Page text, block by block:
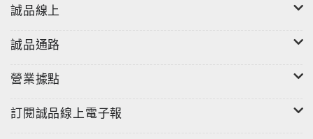
下，拍攝期長達半個月之久，每天上山下海不間斷取景
攝外，也為了不讓馨亞覺得拍攝過程中備感壓力，與經
紀公司商討後，決定以度假方式輕鬆拍攝，讓馨亞彷彿
在度假般拍攝，因此整本馨亞寫真所呈現出的每張照片
及日記手札，都會是最貼近馨亞的真實寫照。
誠品線上
誠品通路
營業據點
訂閱誠品線上電子報